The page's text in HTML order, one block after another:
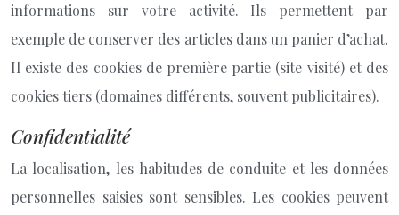
informations sur votre activité. Ils permettent par
exemple de conserver des articles dans un panier d’achat.
Il existe des cookies de première partie (site visité) et des
cookies tiers (domaines différents, souvent publicitaires).
Confidentialité
La localisation, les habitudes de conduite et les données
personnelles saisies sont sensibles. Les cookies peuvent